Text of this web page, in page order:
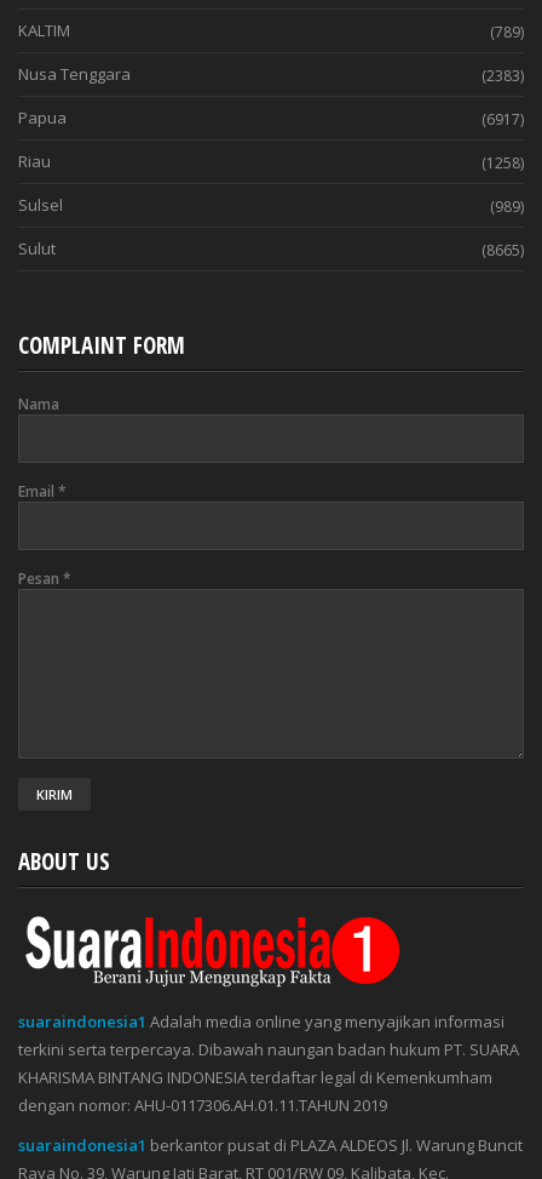
KALTIM (789)
Nusa Tenggara (2383)
Papua (6917)
Riau (1258)
Sulsel (989)
Sulut (8665)
COMPLAINT FORM
Nama
Email *
Pesan *
ABOUT US
suaraindonesia1 Adalah media online yang menyajikan informasi
terkini serta terpercaya. Dibawah naungan badan hukum PT. SUARA
KHARISMA BINTANG INDONESIA terdaftar legal di Kemenkumham
dengan nomor: AHU-0117306.AH.01.11.TAHUN 2019
suaraindonesia1 berkantor pusat di PLAZA ALDEOS Jl. Warung Buncit
Raya No. 39, Warung Jati Barat, RT 001/RW 09, Kalibata, Kec.